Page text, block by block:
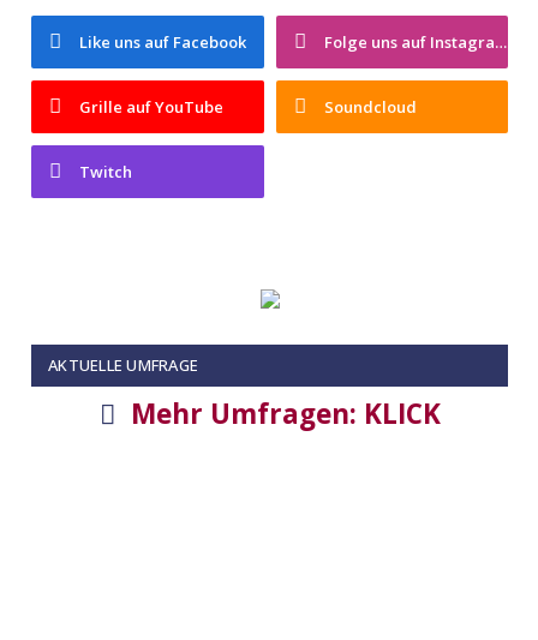
Like uns auf Facebook Folge uns auf Instagram
Grille auf YouTube Soundcloud
Twitch
AKTUELLE UMFRAGE
Mehr Umfragen: KLICK